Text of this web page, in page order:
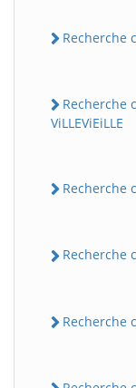
Recherche
Recherche
ViLLEViEiLLE
Recherche
Recherche
Recherche